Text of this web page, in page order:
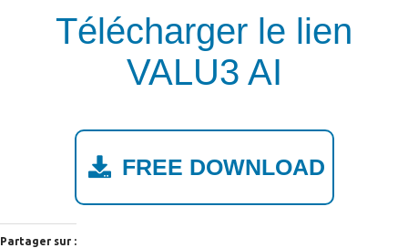
Télécharger le lien
VALU3 AI
FREE DOWNLOAD
Partager sur :